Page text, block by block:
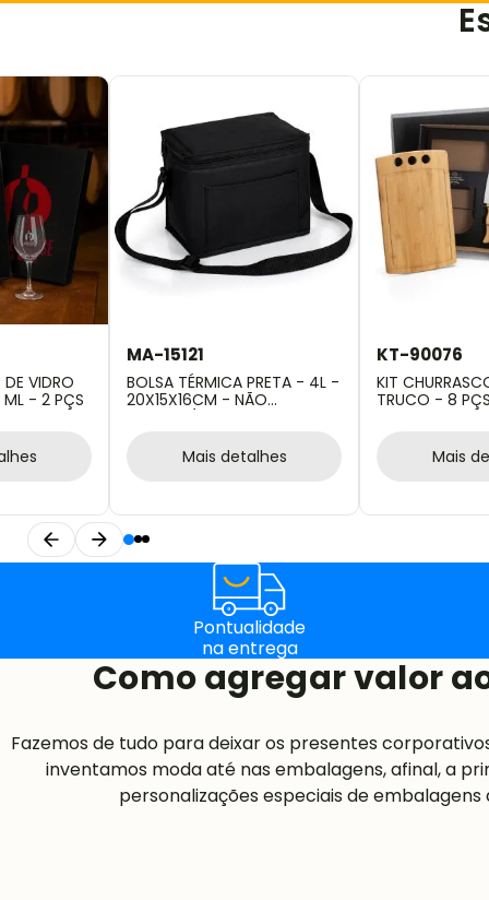
VIDRO
ML - 2 PÇS
MA-15121
BOLSA TÉRMICA PRETA - 4L -
20X15X16CM - NÃO
IMPERMEÁVEL
Mais detalhes
KT-90076
KIT
TRUCO - 8
Mais
Pontualidade
na entrega
Como agregar valor
Fazemos de tudo para deixar os presentes
inventamos moda até nas embalagens, afinal, a
personalizações especiais de